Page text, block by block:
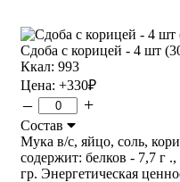
Сдоба с корицей - 4 шт
Ккал: 993
Цена: +330₽
– +
Состав
Мука в/с, яйцо, соль,
содержит: белков - 7,7 г
гр. Энергетическая